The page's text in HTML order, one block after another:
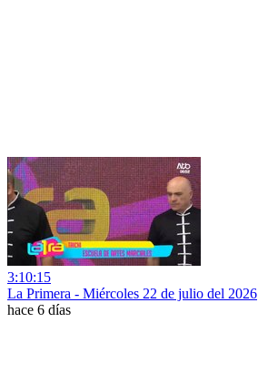
3:10:15
La Primera - Miércoles 22 de julio del 2026
hace 6 días